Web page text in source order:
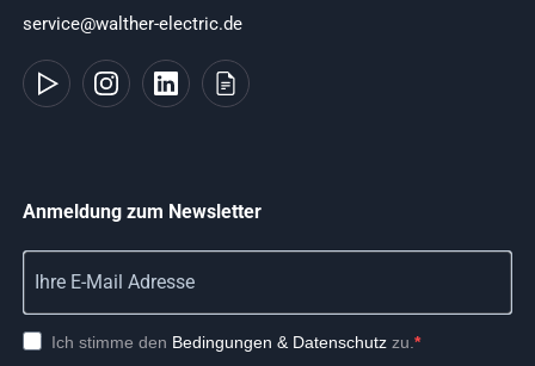
service@walther-electric.de
Anmeldung zum Newsletter
Ich stimme den Bedingungen & Datenschutz zu.